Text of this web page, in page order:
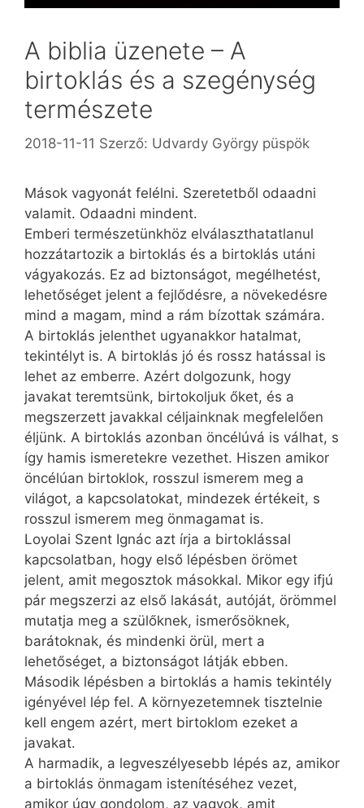
A biblia üzenete – A
birtoklás és a szegénység
természete
2018-11-11 Szerző: Udvardy György püspök
Mások vagyonát felélni. Szeretetből odaadni
valamit. Odaadni mindent.
Emberi természetünkhöz elválaszthatatlanul
hozzátartozik a birtoklás és a birtoklás utáni
vágyakozás. Ez ad biztonságot, megélhetést,
lehetőséget jelent a fejlődésre, a növekedésre
mind a magam, mind a rám bízottak számára.
A birtoklás jelenthet ugyan­akkor hatalmat,
tekintélyt is. A birtoklás jó és rossz hatással is
lehet az emberre. Azért dolgozunk, hogy
javakat teremtsünk, birtokoljuk őket, és a
megszerzett javakkal céljainknak megfelelően
éljünk. A birtoklás azonban öncélúvá is válhat, s
így hamis ismeretekre vezethet. Hiszen amikor
öncélúan birtoklok, rosszul ismerem meg a
világot, a kapcsolatokat, mindezek értékeit, s
rosszul ismerem meg önmagamat is.
Loyolai Szent Ignác azt írja a birtoklással
kapcsolatban, hogy első lépésben örömet
jelent, amit megosztok másokkal. Mikor egy ifjú
pár megszerzi az első lakását, autóját, örömmel
mutatja meg a szülőknek, ismerősöknek,
barátoknak, és mindenki örül, mert a
lehetőséget, a biztonságot látják ebben.
Második lépésben a birtoklás a hamis tekintély
igényével lép fel. A környezetemnek tisztelnie
kell engem azért, mert birtoklom ezeket a
javakat.
A harmadik, a legveszélyesebb lépés az, amikor
a birtoklás önmagam istenítéséhez vezet,
amikor úgy gondolom, az vagyok, amit